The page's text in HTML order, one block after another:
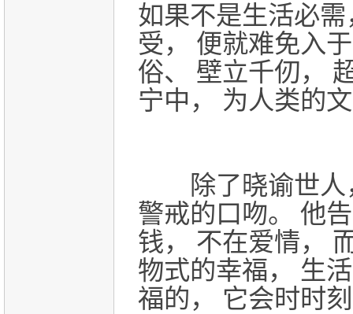
如果不是生活必
受， 便就难免入
俗、 壁立千仞，
宁中， 为人类的
除了晓谕世人
警戒的口吻。 他
钱， 不在爱情，
物式的幸福， 生
福的， 它会时时